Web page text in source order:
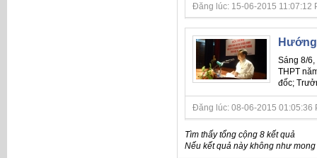
Đăng lúc: 15-06-2015 11:07:12
Sáng 8/
THPT
đốc;
Đăng lúc: 08-06-2015 01:05:36
Tìm thấy tổng cộng 8 kết quả
Nếu kết quả này không như